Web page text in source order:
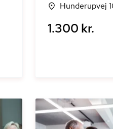
Hunderupvej
1.300 kr.